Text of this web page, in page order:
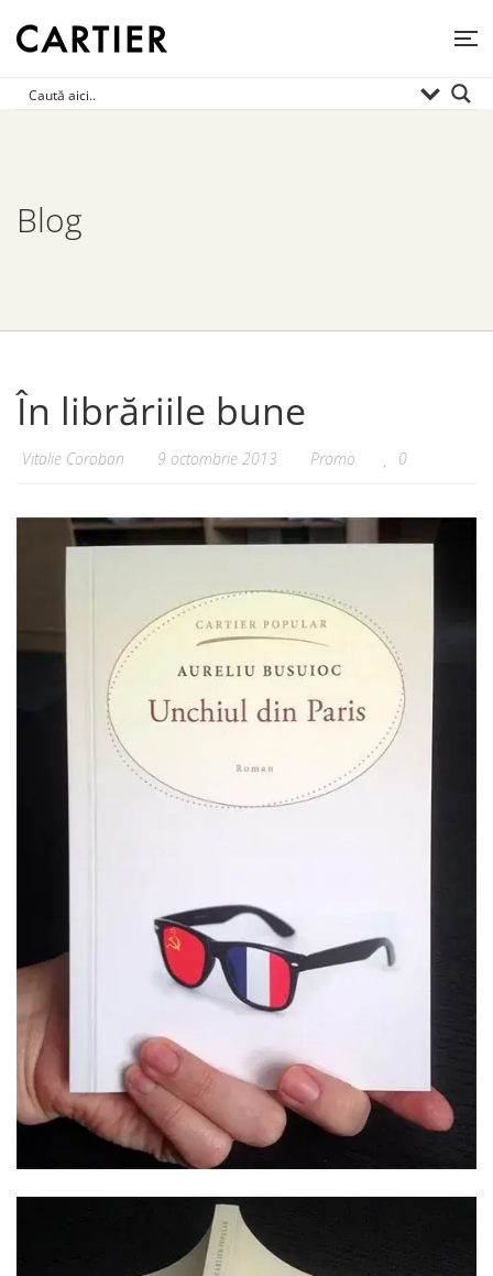
Blog
În librăriile bune
Vitalie Coroban 9 octombrie 2013 Promo 0